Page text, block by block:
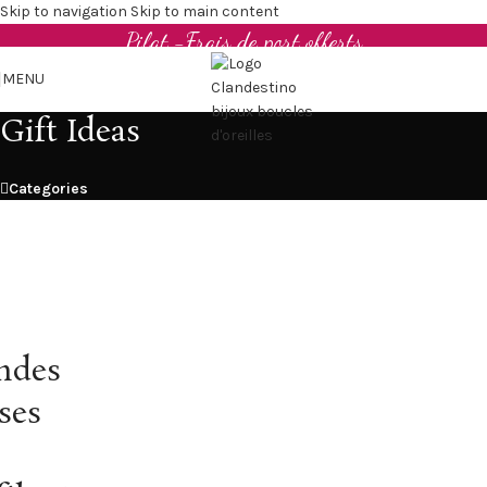
Skip to navigation Skip to main content
Boucles d'oreilles et bijoux en cuir upcyclé - Made in
Pilat -Frais de port offerts
MENU
Gift Ideas
Categories